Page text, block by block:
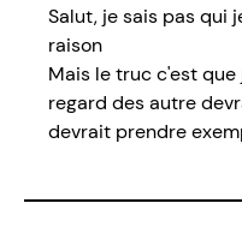
Salut, je sais pas qui
raison
Mais le truc c'est que
regard des autre
devrait prendre